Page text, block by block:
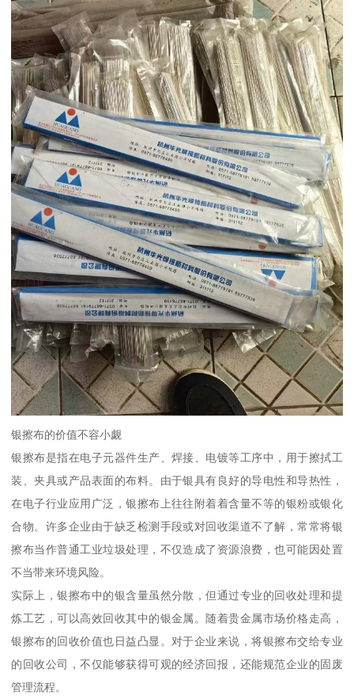
银擦布的价值不容小觑
银擦布是指在电子元器件生产、焊接、电镀等工序中，用于擦拭工
装、夹具或产品表面的布料。由于银具有良好的导电性和导热性，
在电子行业应用广泛，银擦布上往往附着着含量不等的银粉或银化
合物。许多企业由于缺乏检测手段或对回收渠道不了解，常常将银
擦布当作普通工业垃圾处理，不仅造成了资源浪费，也可能因处置
不当带来环境风险。
实际上，银擦布中的银含量虽然分散，但通过专业的回收处理和提
炼工艺，可以高效回收其中的银金属。随着贵金属市场价格走高，
银擦布的回收价值也日益凸显。对于企业来说，将银擦布交给专业
的回收公司，不仅能够获得可观的经济回报，还能规范企业的固废
管理流程。